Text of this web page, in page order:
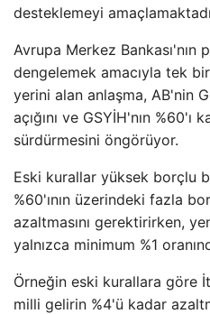
desteklemeyi
Avrupa Merkez Bankası'nın
dengelemek amacıyla tek
yerini alan anlaşma, AB'nin
açığını ve GSYİH'nın %60'ı
sürdürmesini öngörüyor.
Eski kurallar yüksek borçlu
%60'ının üzerindeki fazla
azaltmasını gerektirirken,
yalnızca minimum %1
Örneğin eski kurallara göre
milli gelirin %4'ü kadar